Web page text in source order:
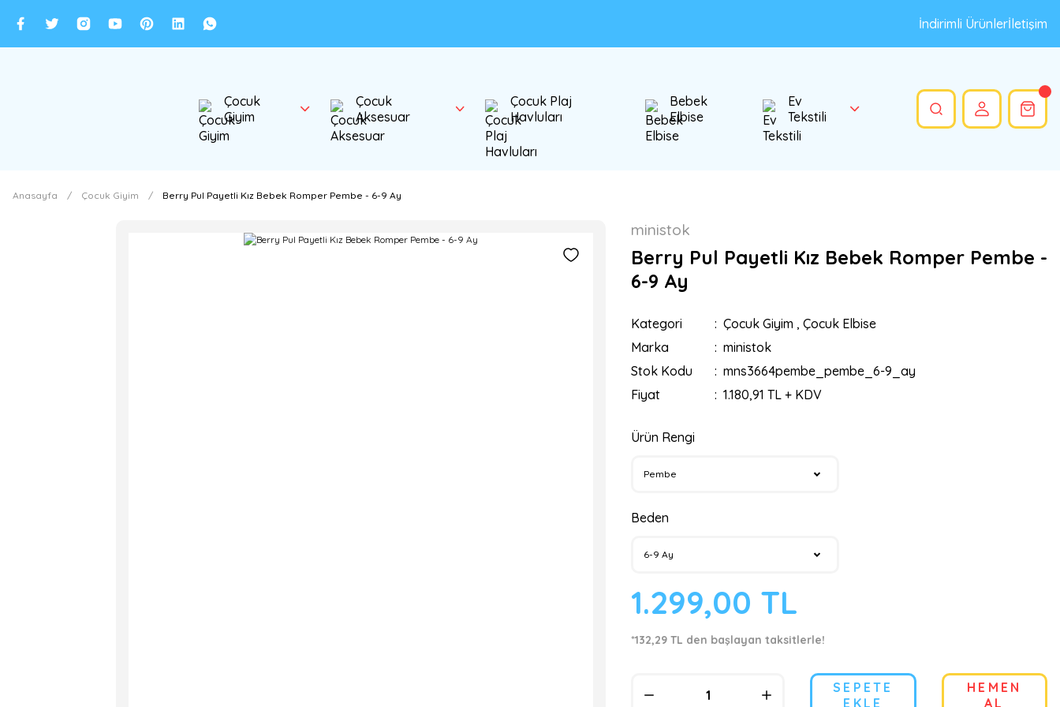
İndirimli Ürünlerİletişim
Çocuk
Giyim
Çocuk
Aksesuar
Çocuk Plaj
Havluları
Bebek
Elbise
Ev
Tekstili
Anasayfa Çocuk Giyim Berry Pul Payetli Kız Bebek Romper Pembe - 6-9 Ay
ministok
Berry Pul Payetli Kız Bebek Romper Pembe -
6-9 Ay
Kategori Çocuk Giyim , Çocuk Elbise
Marka
ministok
Stok Kodu
mns3664pembe_pembe_6-9_ay
Fiyat
1.180,91 TL + KDV
Ürün Rengi
Beden
1.299,00 TL
*132,29 TL den başlayan taksitlerle!
SEPETE
EKLE
HEMEN
AL